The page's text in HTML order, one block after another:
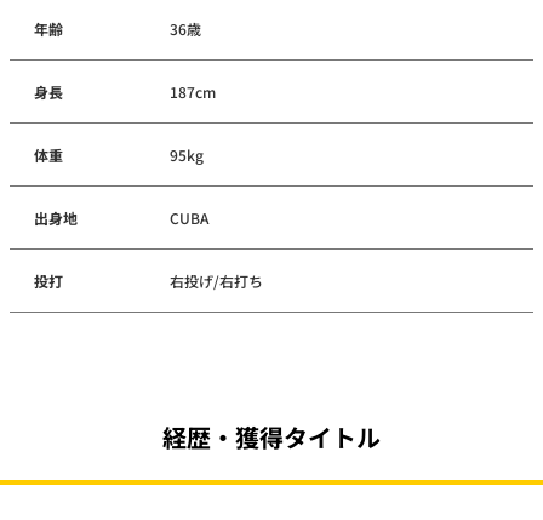
年齢 36歳
身長 187cm
体重 95kg
出身地 CUBA
投打 右投げ/右打ち
経歴・獲得タイトル